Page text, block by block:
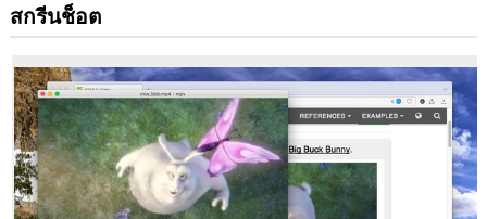
ส่วน
ขยาย
สามารถ
เข้า
ถึง
ข้อมูล
ของ
คุณ
ใน
เว็บไซต์
ทั้งหมด
สกรีนช็อต